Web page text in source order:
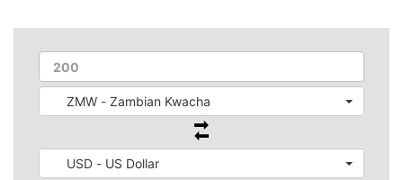
ZMW - Zambian Kwacha
USD - US Dollar